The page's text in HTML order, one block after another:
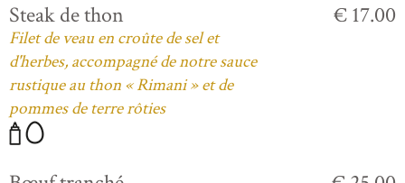
Steak de thon
Filet de veau en croûte de sel et
d'herbes, accompagné de notre sauce
rustique au thon « Rimani » et de
pommes de terre rôties
€ 17.00